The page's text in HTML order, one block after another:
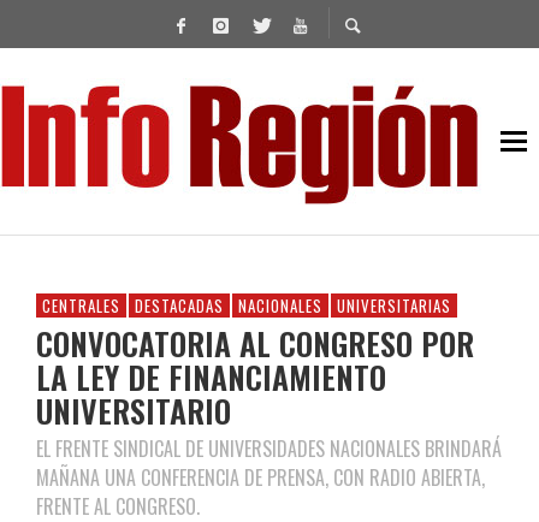
CENTRALES DESTACADAS NACIONALES UNIVERSITARIAS
CONVOCATORIA AL CONGRESO POR
LA LEY DE FINANCIAMIENTO
UNIVERSITARIO
EL FRENTE SINDICAL DE UNIVERSIDADES NACIONALES BRINDARÁ
MAÑANA UNA CONFERENCIA DE PRENSA, CON RADIO ABIERTA,
FRENTE AL CONGRESO.